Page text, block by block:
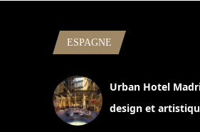
ESPAGNE
Urban Hotel
design et